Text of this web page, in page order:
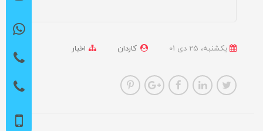
یکشنبه، 25 دی 01 کاردان اخبار